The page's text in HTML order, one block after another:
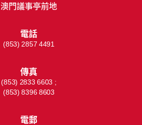
澳門議事亭前地
電話
(853) 2857 4491
傳真
(853) 2833 6603 ;
(853) 8396 8603
電郵